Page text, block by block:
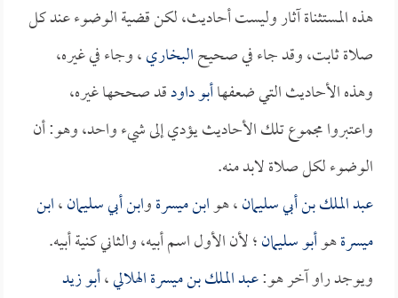
هذه المستثناة آثار وليست أحاديث، لكن قضية الوضوء عند كل
صلاة ثابت، وقد جاء في صحيحالبخاري، وجاء في غيره،
وهذه الأحاديث التي ضعفهاأبو داودقد صححها غيره،
واعتبروا مجموع تلك الأحاديث يؤدي إلى شيء واحد، وهو: أن
الوضوء لكل صلاة لابد منه.
عبد الملك بن أبي سليمان، هوابن ميسرةوابن أبي سليمان،ابن
ميسرةهوأبو سليمان؛ لأن الأول اسم أبيه، والثاني كنية أبيه.
ويوجد راو آخر هو:عبد الملك بن ميسرة الهلالي،أبو زيد